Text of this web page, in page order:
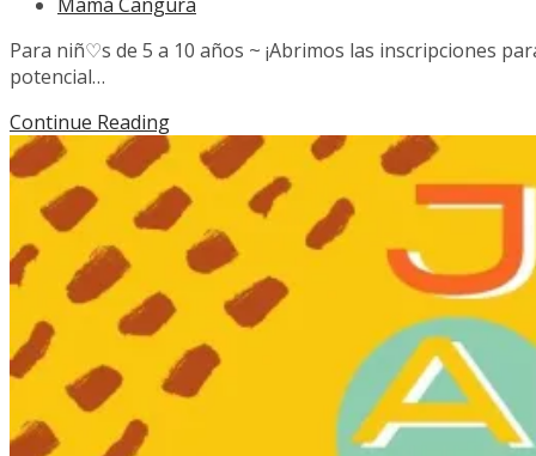
Para niñ♡s de 5 a 10 años ~ ¡Abrimos las inscripciones
potencial…
Continue Reading